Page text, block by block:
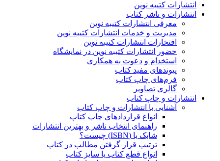
انتشارات کتیبه نوین
انتشارات و ناشر کتاب
معرفی انتشارات کتیبه نوین
مدیریت و خدمات انتشارات کتیبه نوین
افتخارات انتشارات کتیبه نوین
حضور انتشارات کتیبه نوین در نمایشگاه‌
استخدام و دعوت به همکاری
پیوندهای مفید کتاب
فرم‌های چاپ کتاب
گالری تصاویر
انتشارات و چاپ کتاب
آشنایی با انتشارات و چاپ کتاب
انواع قراردادهای چاپ کتاب
راهنمای انتخاب ناشر و بهترین انتشارات
شابک یا (ISBN) چیست؟
ترتیب قرار گرفتن مطالب در کتاب
انواع قطع کتاب یا سایز کتاب